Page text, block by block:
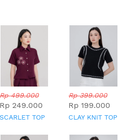
499.000
Rp 249.000
SCARLET TOP
Rp 399.000
Rp 199.000
CLAY KNIT TOP